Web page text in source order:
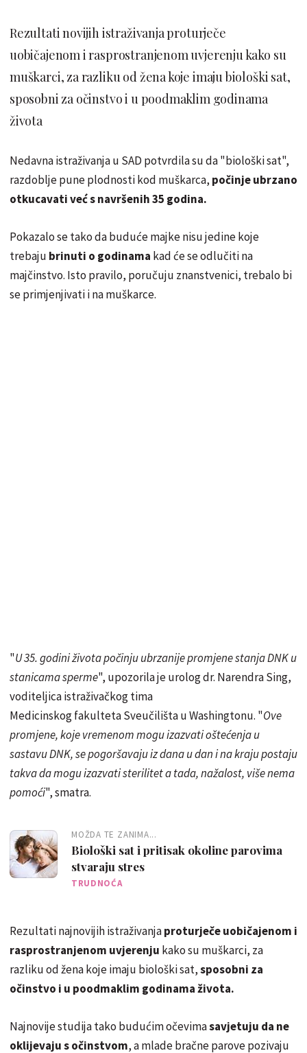
Rezultati novijih istraživanja proturječe
uobičajenom i rasprostranjenom uvjerenju kako su
muškarci, za razliku od žena koje imaju biološki sat,
sposobni za očinstvo i u poodmaklim godinama
života
Nedavna istraživanja u SAD potvrdila su da "biološki sat",
razdoblje pune plodnosti kod muškarca, počinje ubrzano
otkucavati već s navršenih 35 godina.
Pokazalo se tako da buduće majke nisu jedine koje
trebaju brinuti o godinama kad će se odlučiti na
majčinstvo. Isto pravilo, poručuju znanstvenici, trebalo bi
se primjenjivati i na muškarce.
"U 35. godini života počinju ubrzanije promjene stanja DNK u
stanicama sperme", upozorila je urolog dr. Narendra Sing,
voditeljica istraživačkog tima
Medicinskog fakulteta Sveučilišta u Washingtonu. "Ove
promjene, koje vremenom mogu izazvati oštećenja u
sastavu DNK, se pogoršavaju iz dana u dan i na kraju postaju
takva da mogu izazvati sterilitet a tada, nažalost, više nema
pomoći", smatra.
MOŽDA TE ZANIMA...
Biološki sat i pritisak okoline parovima
stvaraju stres
TRUDNOĆA
Rezultati najnovijih istraživanjaproturječe uobičajenom i
rasprostranjenom uvjerenju kako su muškarci, za
razliku od žena koje imaju biološki sat,sposobni za
očinstvo i u poodmaklim godinama života.
Najnovije studija tako budućim očevimasavjetuju da ne
oklijevaju s očinstvom, a mlade bračne parove pozivaju